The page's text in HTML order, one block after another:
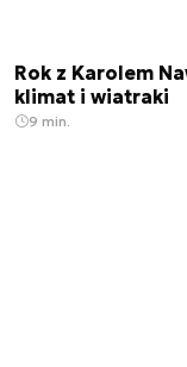
Rok z Karolem
klimat i wiatraki
9 min.